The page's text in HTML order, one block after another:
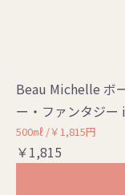
Beau Michelle ボ
ー・ファンタジ
500㎖ /￥1,815円
￥1,815